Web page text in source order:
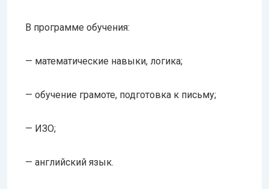
В программе обучения:
— математические навыки, логика;
— обучение грамоте, подготовка к письму;
— ИЗО;
— английский язык.